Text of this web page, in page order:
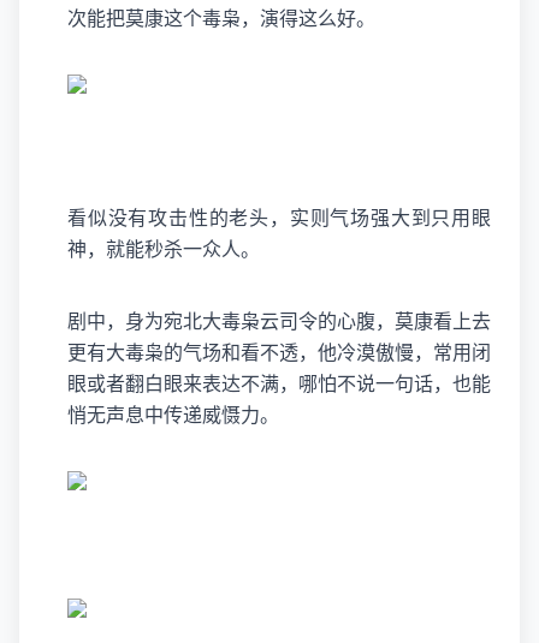
次能把莫康这个毒枭，演得这么好。
看似没有攻击性的老头，实则气场强大到只用眼
神，就能秒杀一众人。
剧中，身为宛北大毒枭云司令的心腹，莫康看上去
更有大毒枭的气场和看不透，他冷漠傲慢，常用闭
眼或者翻白眼来表达不满，哪怕不说一句话，也能
悄无声息中传递威慑力。